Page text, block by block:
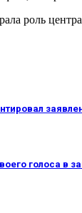
роль
голоса в